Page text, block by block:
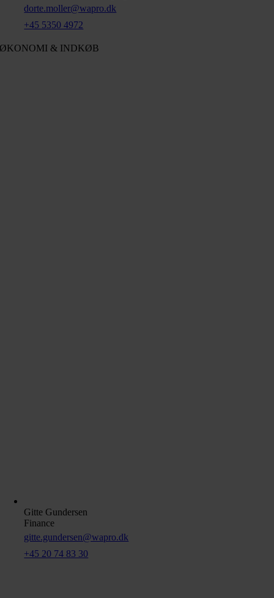
dorte.moller@wapro.dk
+45 5350 4972
ØKONOMI & INDKØB
Gitte Gundersen
Finance
gitte.gundersen@wapro.dk
+45 20 74 83 30